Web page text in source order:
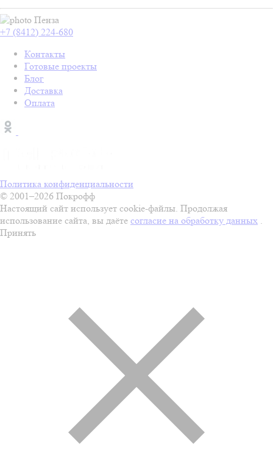
Пенза
+7 (8412) 224-680
Контакты
Готовые проекты
Блог
Доставка
Оплата
Политика конфиденциальности
© 2001–2026 Покрофф
Настоящий сайт использует cookie-файлы. Продолжая
использование сайта, вы даёте согласие на обработку данных .
Принять